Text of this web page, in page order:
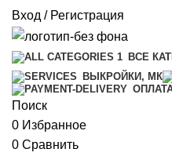
Вход / Регистрация
ВСЕ
ВЫКРОЙКИ, МК
Поиск
0 Избранное
0 Сравнить